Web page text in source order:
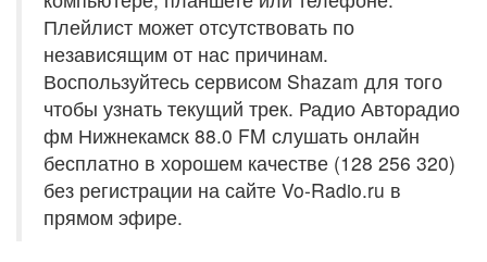
Плейлист может отсутствовать по
независящим от нас причинам.
Воспользуйтесь сервисом Shazam для того
чтобы узнать текущий трек. Радио Авторадио
фм Нижнекамск 88.0 FM слушать онлайн
бесплатно в хорошем качестве (128 256 320)
без регистрации на сайте Vo-Radio.ru в
прямом эфире.